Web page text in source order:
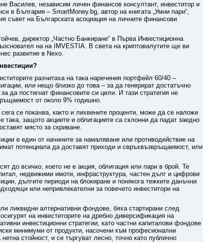
Василев, независим личен финансов консултант, инвеститор и
в България – SmartMoney.bg, автор на книгата „Умни пари“,
съвет на Българската асоциация на личните финансови
директор „Частно Банкиране“ в Първа Инвестиционна
на на IMVESTIA. В света на криптовалутите ще ви
развитие в Nexo.
разчитаха на така наречения портфейл 60/40 –
или нещо близко до това – за да генерират достатъчно
да постигнат финансовите си цели. И тази стратегия не
от около 9% годишно.
се покачва, както и лихвените проценти, може да се наложи
така, защото акциите и облигациите са склонни да падат заедно
място за скриване.
е един от начините за намаляване или противодействие на
потенциала да доставят приходи и свръхвъзвръщаемост, или
до всичко, което не е акция, облигация или пари в брой. Те
недвижими имоти, инфраструктура, частен дълг и цифрови
дългите периоди на блокиране и понякога тежките данъчни
или непривлекателни за повечето инвеститори на
ликвидни алтернативни фондове, бяха стартирани след
на инвеститорите на дребно диверсификация на
инвестиционни стратегии, като частни капиталови фондове
минимуми от продукти, насочени към професионални
стойност, и се търгуват лесно, точно като публично